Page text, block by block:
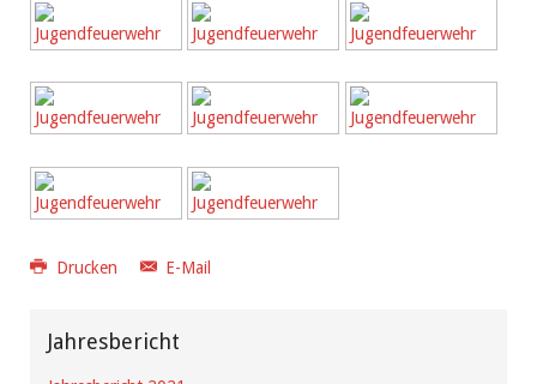
Drucken E-Mail
Jahresbericht